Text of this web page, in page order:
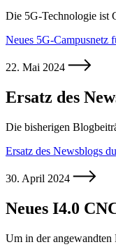
Die 5G-Technologie ist
Neues 5G-Campusnetz
22. Mai 2024
Ersatz des
Die bisherigen
Ersatz des Newsblogs
30. April 2024
Neues I4.0
Um in der